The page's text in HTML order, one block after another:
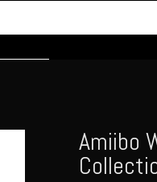
Amiibo